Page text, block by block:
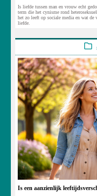
Is liefde tussen man en vrouw echt
term die het cynisme rond
het zo leeft op sociale media en wat de
liefde.
Is een aanzienlijk